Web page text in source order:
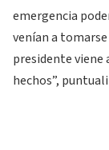
emergencia
venían a
presidente viene
hechos”,